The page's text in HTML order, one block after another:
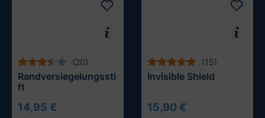
(20)
Randversiegelungssti
ft
14,95 €
(15)
Invisible Shield
15,90 €